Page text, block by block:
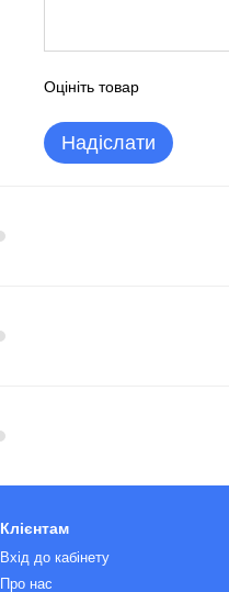
Оцініть товар
Надіслати
Клієнтам
Вхід до кабінету
Про нас